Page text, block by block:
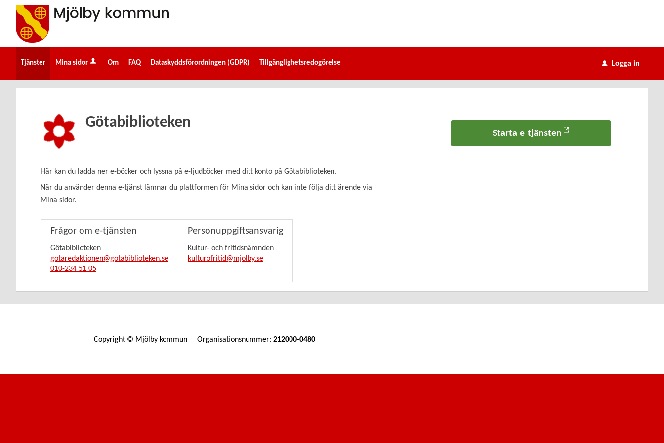
Välkommen
tjänster
kommun
Tjänster Mina sidor Om FAQ Dataskyddsförordningen (GDPR) Tillgänglighetsredogörelse u Logga in
Götabiblioteken
Här kan du ladda ner e-böcker och lyssna på e-ljudböcker med ditt konto på Götabiblioteken.
När du använder denna e-tjänst lämnar du plattformen för Mina sidor och kan inte följa ditt ärende via
Mina sidor.
Frågor om e-tjänsten
Götabiblioteken
gotaredaktionen@gotabiblioteken.se
010-234 51 05
Personuppgiftsansvarig
Kultur- och fritidsnämnden
kulturofritid@mjolby.se
Starta e-tjänsten
Copyright © Mjölby kommun Organisationsnummer: 212000-0480